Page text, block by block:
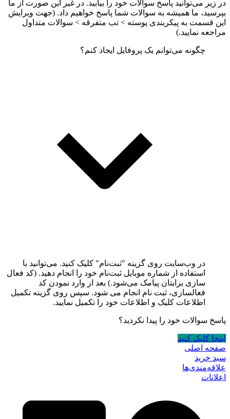
در زیر می‌توانید پاسخ سوالات خود را بیابید. در غیر این صورت از ما
بپرسید، ما همیشه به سوالات شما پاسخ خواهیم داد. (جهت ویرایش
این قسمت به پیکربندی پوسته > تب متفرقه > سوالات متداول
مراجعه نمایید.)
چگونه می‌توانم یک پروفایل ایجاد کنم؟
در وب‌سایت روی گزینه "ثبت‌نام" کلیک کنید. می‌توانید با
استفاده از شماره موبایل ثبت‌نام خود را انجام دهید. (کد فعال
سازی برایتان پیامک می‌شود.) بعد از وارد نمودن کد
فعالسازی، ثبت نام انجام می شود. سپس روی گزینه تکمیل
اطلاعات کلیک و اطلاعات خود را تکمیل نمایید.
پاسخ سوالات خود را پیدا نکردید؟
اینجا کلیک کنید
صفحه اصلی
سبد خرید
علاقه‌مندی‌ها
اعلانات